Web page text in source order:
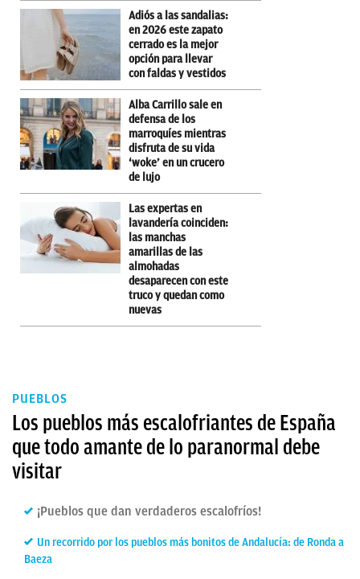
Adiós a las sandalias:
en 2026 este zapato
cerrado es la mejor
opción para llevar
con faldas y vestidos
Alba Carrillo sale en
defensa de los
marroquíes mientras
disfruta de su vida
‘woke’ en un crucero
de lujo
Las expertas en
lavandería coinciden:
las manchas
amarillas de las
almohadas
desaparecen con este
truco y quedan como
nuevas
PUEBLOS
Los pueblos más escalofriantes de España
que todo amante de lo paranormal debe
visitar
¡Pueblos que dan verdaderos escalofríos!
Un recorrido por los pueblos más bonitos de Andalucía: de Ronda a
Baeza